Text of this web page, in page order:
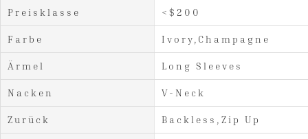
Preisklasse <$200
Farbe Ivory,Champagne
Ärmel Long Sleeves
Nacken V-Neck
Zurück Backless,Zip Up